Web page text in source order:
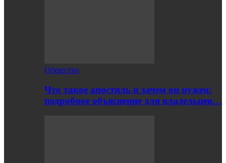
Общество
Что такое апостиль и зачем он нужен:
подробное объяснение для владельцев…